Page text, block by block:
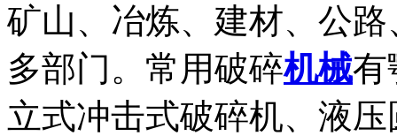
矿山、冶炼、建材、公
多部门。常用破碎机械有
立式冲击式破碎机、液